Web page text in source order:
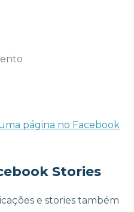
página no Facebook
Stories
e stories também